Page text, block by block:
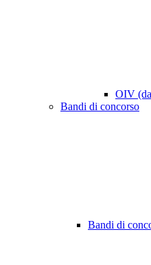
OIV
Bandi di concorso
Bandi di